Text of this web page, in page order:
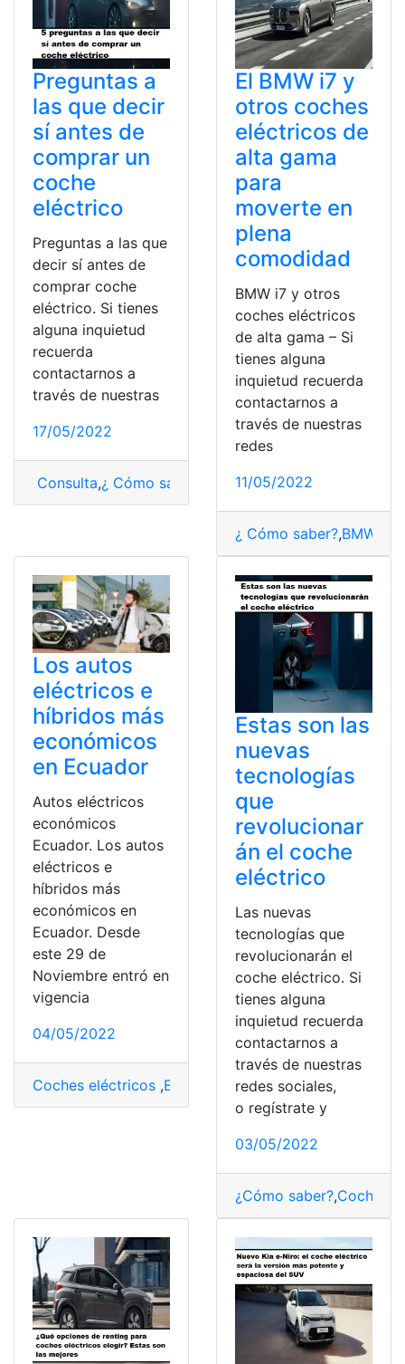
Preguntas a
las que decir
sí antes de
comprar un
coche
eléctrico
Preguntas a las que
decir sí antes de
comprar coche
eléctrico. Si tienes
alguna inquietud
recuerda
contactarnos a
través de nuestras
17/05/2022
Consulta,¿ Cómo saber? Coches,Coches eléctricos
El BMW i7 y
otros coches
eléctricos de
alta gama
para
moverte en
plena
comodidad
BMW i7 y otros
coches eléctricos
de alta gama – Si
tienes alguna
inquietud recuerda
contactarnos a
través de nuestras
redes
11/05/2022
¿ Cómo saber?,BMW
Los autos
eléctricos e
híbridos más
económicos
en Ecuador
Autos eléctricos
económicos
Ecuador. Los autos
eléctricos e
híbridos más
económicos en
Ecuador. Desde
este 29 de
Noviembre entró en
vigencia
04/05/2022
Coches eléctricos ,Económico,híbridos,Productos
Estas son las
nuevas
tecnologías
que
revolucionar
án el coche
eléctrico
Las nuevas
tecnologías que
revolucionarán el
coche eléctrico. Si
tienes alguna
inquietud recuerda
contactarnos a
través de nuestras
redes sociales,
o regístrate y
03/05/2022
¿Cómo saber?,Coches